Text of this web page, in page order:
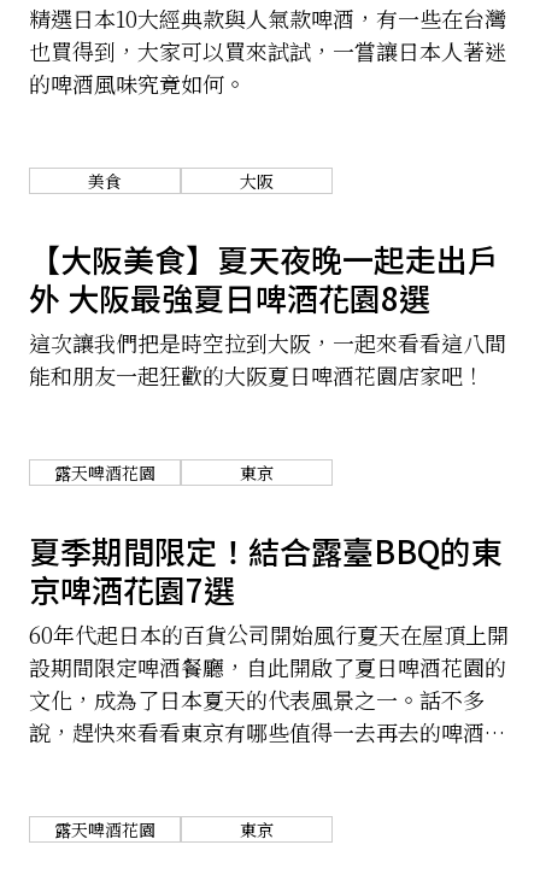
精選日本10大經典款與人氣款啤酒，有一些在台灣
也買得到，大家可以買來試試，一嘗讓日本人著迷
的啤酒風味究竟如何。
美食 大阪
【大阪美食】夏天夜晚一起走出戶
外 大阪最強夏日啤酒花園8選
這次讓我們把是時空拉到大阪，一起來看看這八間
能和朋友一起狂歡的大阪夏日啤酒花園店家吧！
露天啤酒花園 東京
夏季期間限定！結合露臺BBQ的東
京啤酒花園7選
60年代起日本的百貨公司開始風行夏天在屋頂上開
設期間限定啤酒餐廳，自此開啟了夏日啤酒花園的
文化，成為了日本夏天的代表風景之一。話不多
說，趕快來看看東京有哪些值得一去再去的啤酒花
露天啤酒花園 東京